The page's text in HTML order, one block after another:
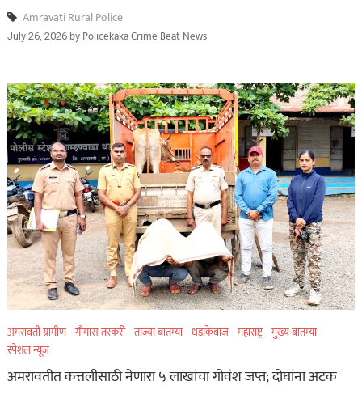
Amravati Rural Police
July 26, 2026byPolicekaka Crime Beat News
अमरावती ग्रामीण गौमास तस्करी ताज्या बातम्या धडाकेबाज महाराष्ट्र मुख्य बातम्या
स्पेशल न्यूज
अमरावतीत कत्तलीसाठी नेणारा ५ लाखांचा गोवंश जप्त; दोघांना अटक